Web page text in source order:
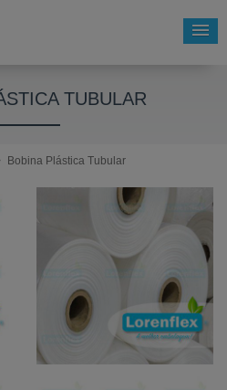
TUBULAR
Bobina Plástica Tubular